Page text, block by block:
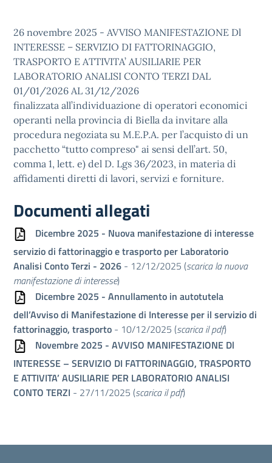
26 novembre 2025 - AVVISO MANIFESTAZIONE Dl
INTERESSE – SERVIZIO DI FATTORINAGGIO,
TRASPORTO E ATTIVITA’ AUSILIARIE PER
LABORATORIO ANALISI CONTO TERZI DAL
01/01/2026 AL 31/12/2026
finalizzata all’individuazione di operatori economici
operanti nella provincia di Biella da invitare alla
procedura negoziata su M.E.P.A. per l’acquisto di un
pacchetto “tutto compreso" ai sensi dell’art. 50,
comma 1, lett. e) del D. Lgs 36/2023, in materia di
affidamenti diretti di lavori, servizi e forniture.
Documenti allegati
Dicembre 2025 - Nuova manifestazione di interesse
servizio di fattorinaggio e trasporto per Laboratorio
Analisi Conto Terzi - 2026 - 12/12/2025 (scarica la nuova
manifestazione di interesse)
Dicembre 2025 - Annullamento in autotutela
dell’Avviso di Manifestazione di Interesse per il servizio di
fattorinaggio, trasporto - 10/12/2025 (scarica il pdf)
Novembre 2025 - AVVISO MANIFESTAZIONE Dl
INTERESSE – SERVIZIO DI FATTORINAGGIO, TRASPORTO
E ATTIVITA’ AUSILIARIE PER LABORATORIO ANALISI
CONTO TERZI - 27/11/2025 (scarica il pdf)